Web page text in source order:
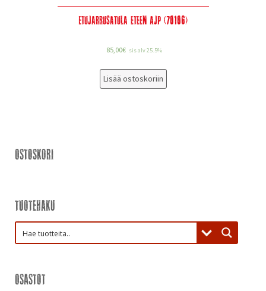
Etujarrusatula eteen AJP (70106)
85,00€ sis alv 25.5%
Lisää ostoskoriin
Ostoskori
Tuotehaku
Osastot